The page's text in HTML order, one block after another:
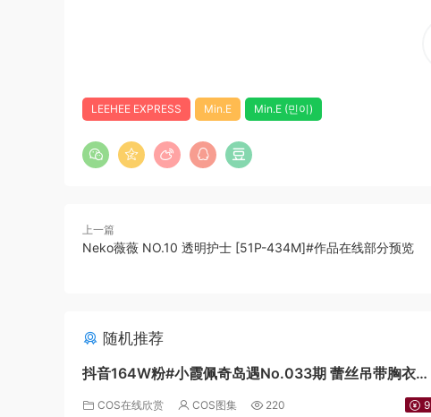
LEEHEE EXPRESS Min.E Min.E (민이)
上一篇
Neko薇薇 NO.10 透明护士 [51P-434M]#作品在线部分预览
随机推荐
抖音164W粉#小霞佩奇岛遇No.033期 蕾丝吊带胸衣
[24P]
COS在线欣赏 COS图集 220